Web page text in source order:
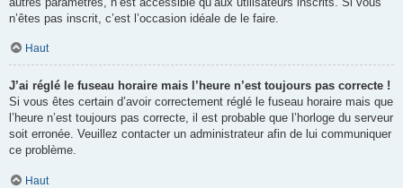
n’êtes pas inscrit, c’est l’occasion idéale de le faire.
Haut
J’ai réglé le fuseau horaire mais l’heure n’est toujours pas correcte !
Si vous êtes certain d’avoir correctement réglé le fuseau horaire mais que
l’heure n’est toujours pas correcte, il est probable que l’horloge du serveur
soit erronée. Veuillez contacter un administrateur afin de lui communiquer
ce problème.
Haut